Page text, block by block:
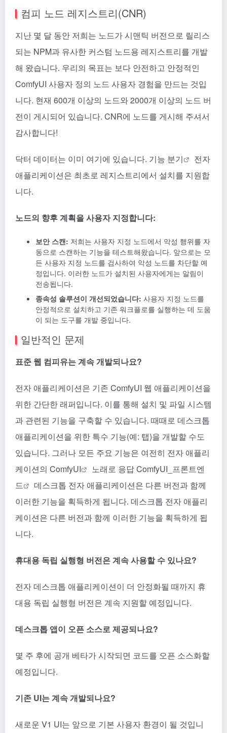
컴피 노드 레지스트리(CNR)
지난 몇 달 동안 저희는 노드가 시맨틱 버전으로 릴리스
되는 NPM과 유사한 커스텀 노드용 레지스트리를 개발
해 왔습니다. 우리의 목표는 보다 안전하고 안정적인
ComfyUI 사용자 정의 노드 사용자 경험을 만드는 것입
니다. 현재 600개 이상의 노드와 2000개 이상의 노드 버
전이 게시되어 있습니다. CNR에 노드를 게시해 주셔서
감사합니다!
닥터 데이터는 이미 여기에 있습니다. 기능 분기
전자
애플리케이션은 최초로 레지스트리에서 설치를 지원합
니다.
노드의 향후 계획을 사용자 지정합니다:
보안 스캔: 저희는 사용자 지정 노드에서 악성 행위를 자
동으로 스캔하는 기능을 테스트해왔습니다. 앞으로는 모
든 사용자 지정 노드를 검사하여 악성 노드를 차단할 예
정입니다. 이러한 노드가 설치된 사용자에게는 알림이
전송됩니다.
종속성 솔루션이 개선되었습니다: 사용자 지정 노드를
안정적으로 설치하고 기존 워크플로를 실행하는 데 도움
이 되는 도구를 개발 중입니다.
일반적인 문제
표준 웹 컴피유는 계속 개발되나요?
전자 애플리케이션은 기존 ComfyUI 웹 애플리케이션을
위한 간단한 래퍼입니다. 이를 통해 설치 및 파일 시스템
과 관련된 기능을 구축할 수 있습니다. 때때로 데스크톱
애플리케이션을 위한 특수 기능(예: 탭)을 개발할 수도
있습니다. 그러나 모든 주요 기능은 여전히 전자 애플리
케이션의 ComfyUI 노래로 응답ComfyUI_프론트엔
드
데스크톱 전자 애플리케이션은 다른 버전과 함께
이러한 기능을 획득하게 됩니다. 데스크톱 전자 애플리
케이션은 다른 버전과 함께 이러한 기능을 획득하게 됩
니다.
휴대용 독립 실행형 버전은 계속 사용할 수 있나요?
전자 데스크톱 애플리케이션이 더 안정화될 때까지 휴
대용 독립 실행형 버전은 계속 지원할 예정입니다.
데스크톱 앱이 오픈 소스로 제공되나요?
몇 주 후에 공개 베타가 시작되면 코드를 오픈 소스화할
예정입니다.
기존 UI는 계속 개발되나요?
새로운 V1 UI는 앞으로 기본 사용자 환경이 될 것입니